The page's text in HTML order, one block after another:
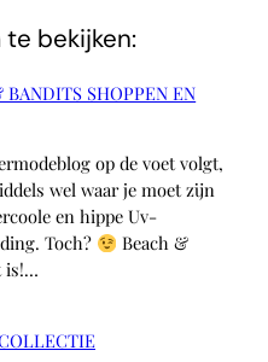
te bekijken:
BANDITS SHOPPEN EN
op de voet volgt,
wel waar je moet zijn
en hippe Uv-
Toch?
Beach &
is!…